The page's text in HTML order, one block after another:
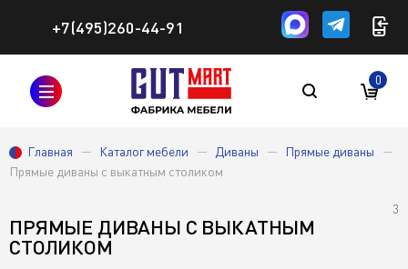
+7(495)260-44-91
0
Главная Каталог мебели Диваны
Прямые диваны
Прямые диваны с выкатным столиком
ПРЯМЫЕ ДИВАНЫ С ВЫКАТНЫМ
СТОЛИКОМ
3